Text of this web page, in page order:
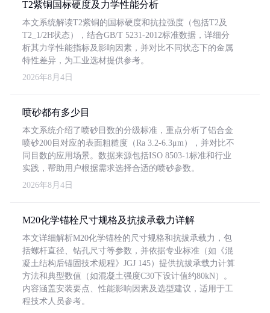
T2紫铜国标硬度及力学性能分析
本文系统解读T2紫铜的国标硬度和抗拉强度（包括T2及
T2_1/2H状态），结合GB/T 5231-2012标准数据，详细分
析其力学性能指标及影响因素，并对比不同状态下的金属
特性差异，为工业选材提供参考。
2026年8月4日
喷砂都有多少目
本文系统介绍了喷砂目数的分级标准，重点分析了铝合金
喷砂200目对应的表面粗糙度（Ra 3.2-6.3μm），并对比不
同目数的应用场景。数据来源包括ISO 8503-1标准和行业
实践，帮助用户根据需求选择合适的喷砂参数。
2026年8月4日
M20化学锚栓尺寸规格及抗拔承载力详解
本文详细解析M20化学锚栓的尺寸规格和抗拔承载力，包
括螺杆直径、钻孔尺寸等参数，并依据专业标准（如《混
凝土结构后锚固技术规程》JGJ 145）提供抗拔承载力计算
方法和典型数值（如混凝土强度C30下设计值约80kN）。
内容涵盖安装要点、性能影响因素及选型建议，适用于工
程技术人员参考。